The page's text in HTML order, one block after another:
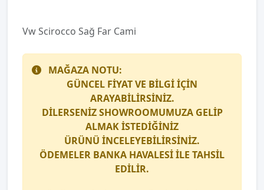
Vw Scirocco Sağ Far Cami
MAĞAZA NOTU:
GÜNCEL FİYAT VE BİLGİ İÇİN
ARAYABİLİRSİNİZ.
DİLERSENİZ SHOWROOMUMUZA GELİP
ALMAK İSTEDİĞİNİZ
ÜRÜNÜ İNCELEYEBİLİRSİNİZ.
ÖDEMELER BANKA HAVALESİ İLE TAHSİL
EDİLİR.